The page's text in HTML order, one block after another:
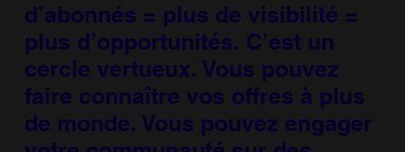
d’abonnés = plus de visibilité =
plus d’opportunités. C’est un
cercle vertueux. Vous pouvez
faire connaître vos offres à plus
de monde. Vous pouvez engager